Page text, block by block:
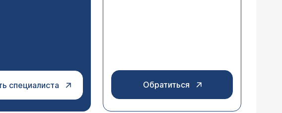
специалиста Обратиться